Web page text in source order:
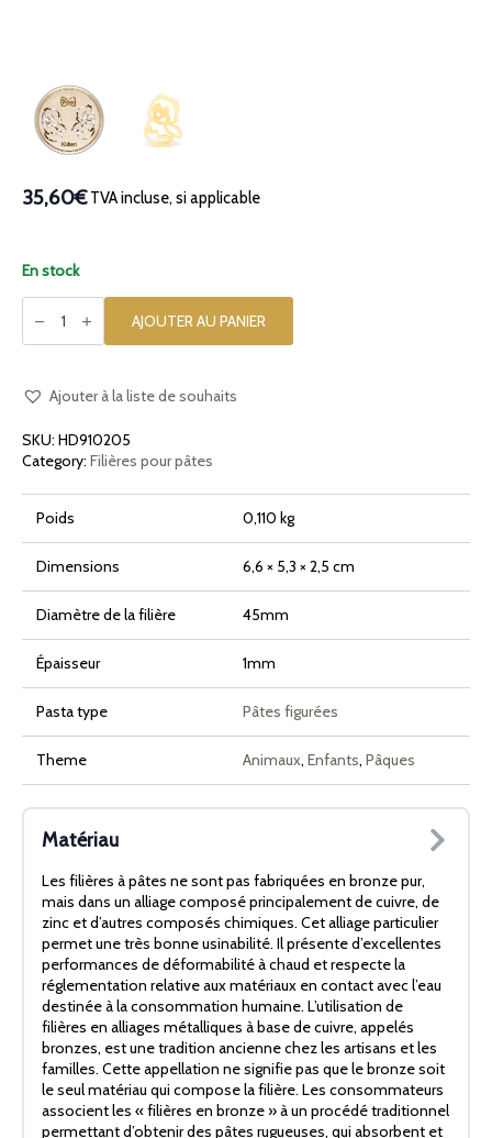
35,60€TVA incluse, si applicable
En stock
quantité
de
en
Pulcino
AJOUTER AU PANIER
Ajouter à la liste de souhaits
SKU: HD910205
Category: Filières pour pâtes
Poids 0,110 kg
Dimensions 6,6 × 5,3 × 2,5 cm
Diamètre de la filière 45mm
Épaisseur 1mm
Pasta type Pâtes figurées
Theme Animaux, Enfants, Pâques
Matériau
Les filières à pâtes ne sont pas fabriquées en bronze pur,
mais dans un alliage composé principalement de cuivre, de
zinc et d’autres composés chimiques. Cet alliage particulier
permet une très bonne usinabilité. Il présente d’excellentes
performances de déformabilité à chaud et respecte la
réglementation relative aux matériaux en contact avec l’eau
destinée à la consommation humaine. L’utilisation de
filières en alliages métalliques à base de cuivre, appelés
bronzes, est une tradition ancienne chez les artisans et les
familles. Cette appellation ne signifie pas que le bronze soit
le seul matériau qui compose la filière. Les consommateurs
associent les « filières en bronze » à un procédé traditionnel
permettant d’obtenir des pâtes rugueuses, qui absorbent et